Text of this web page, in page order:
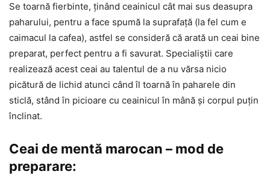
Se toarnă fierbinte, ținând ceainicul cât mai sus deasupra
paharului, pentru a face spumă la suprafață (la fel cum e
caimacul la cafea), astfel se consideră că arată un ceai bine
preparat, perfect pentru a fi savurat. Specialiștii care
realizează acest ceai au talentul de a nu vărsa nicio
picătură de lichid atunci când îl toarnă în paharele din
sticlă, stând în picioare cu ceainicul în mână și corpul puțin
înclinat.
Ceai de mentă marocan – mod de
preparare: